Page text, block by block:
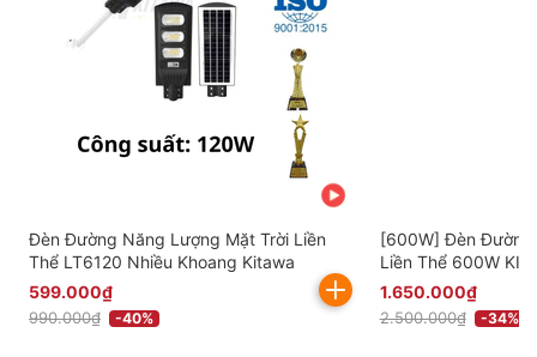
Đèn Đường Năng Lượng Mặt Trời Liền
Thể LT6120 Nhiều Khoang Kitawa
599.000₫
990.000₫ -40%
[600W] Đèn Đường
Liền Thể 600W
1.650.000₫
2.500.000₫ -34%